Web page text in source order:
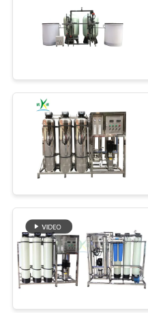
SITE
POLICY